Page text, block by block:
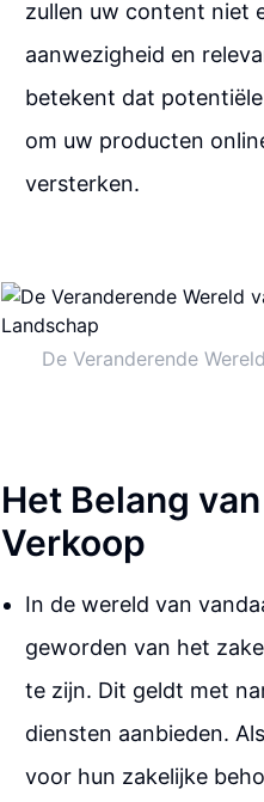
zullen uw content niet
aanwezigheid en
betekent dat
om uw producten
versterken.
De Veranderende
Het Belang
Verkoop
In de wereld van
geworden van het
te zijn. Dit geldt met
diensten aanbieden.
voor hun zakelijke